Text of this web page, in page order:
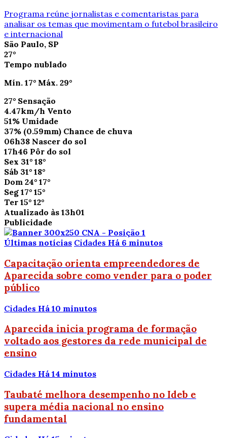
Programa reúne jornalistas e comentaristas para
analisar os temas que movimentam o futebol brasileiro
e internacional
São Paulo, SP
27°
Tempo nublado
Mín. 17° Máx. 29°
27° Sensação
4.47km/h Vento
51% Umidade
37% (0.59mm) Chance de chuva
06h38 Nascer do sol
17h46 Pôr do sol
Sex 31° 18°
Sáb 31° 18°
Dom 24° 17°
Seg 17° 15°
Ter 15° 12°
Atualizado às 13h01
Publicidade
Últimas notícias Cidades Há 6 minutos
Capacitação orienta empreendedores de
Aparecida sobre como vender para o poder
público
Cidades Há 10 minutos
Aparecida inicia programa de formação
voltado aos gestores da rede municipal de
ensino
Cidades Há 14 minutos
Taubaté melhora desempenho no Ideb e
supera média nacional no ensino
fundamental